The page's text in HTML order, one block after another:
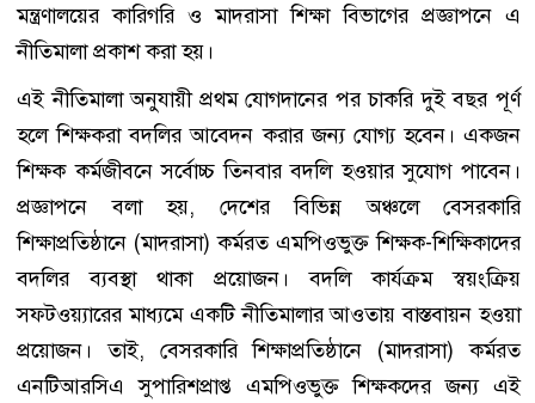
মন্ত্রণালয়ের কারিগরি ও মাদরাসা শিক্ষা বিভাগের প্রজ্ঞাপনে এ
নীতিমালা প্রকাশ করা হয়।
এই নীতিমালা অনুযায়ী প্রথম যোগদানের পর চাকরি দুই বছর পূর্ণ
হলে শিক্ষকরা বদলির আবেদন করার জন্য যোগ্য হবেন। একজন
শিক্ষক কর্মজীবনে সর্বোচ্চ তিনবার বদলি হওয়ার সুযোগ পাবেন।
প্রজ্ঞাপনে বলা হয়, দেশের বিভিন্ন অঞ্চলে বেসরকারি
শিক্ষাপ্রতিষ্ঠানে (মাদরাসা) কর্মরত এমপিওভুক্ত শিক্ষক-শিক্ষিকাদের
বদলির ব্যবস্থা থাকা প্রয়োজন। বদলি কার্যক্রম স্বয়ংক্রিয়
সফটওয়্যারের মাধ্যমে একটি নীতিমালার আওতায় বাস্তবায়ন হওয়া
প্রয়োজন। তাই, বেসরকারি শিক্ষাপ্রতিষ্ঠানে (মাদরাসা) কর্মরত
এনটিআরসিএ সুপারিশপ্রাপ্ত এমপিওভুক্ত শিক্ষকদের জন্য এই